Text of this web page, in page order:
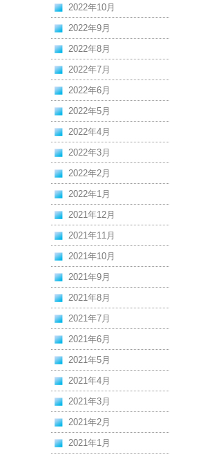
2022年10月
2022年9月
2022年8月
2022年7月
2022年6月
2022年5月
2022年4月
2022年3月
2022年2月
2022年1月
2021年12月
2021年11月
2021年10月
2021年9月
2021年8月
2021年7月
2021年6月
2021年5月
2021年4月
2021年3月
2021年2月
2021年1月